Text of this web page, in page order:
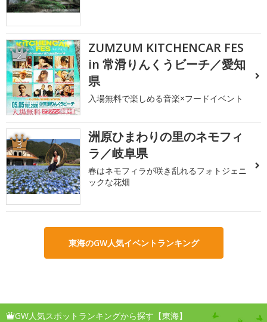
2
ZUMZUM KITCHENCAR FES
in 常滑りんくうビーチ／愛知
県
入場無料で楽しめる音楽×フードイベント
3
洲原ひまわりの里のネモフィ
ラ／岐阜県
春はネモフィラが咲き乱れるフォトジェニ
ックな花畑
東海のGW人気イベントランキング
GW人気スポットランキングから探す【東海】